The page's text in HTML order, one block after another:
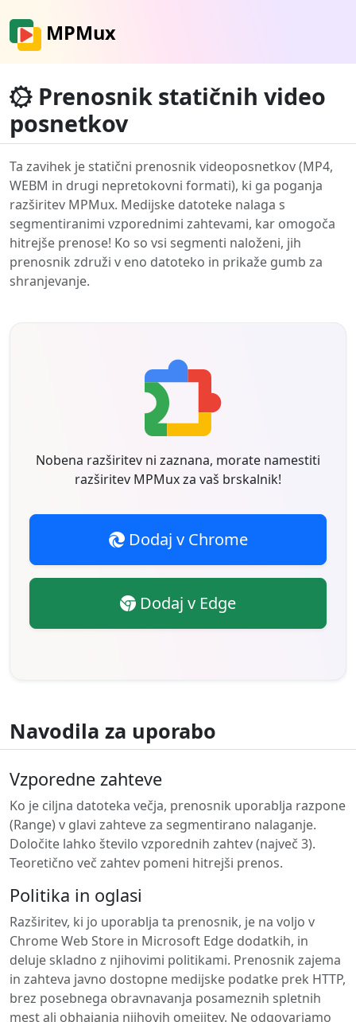
MPMux
Prenosnik statičnih video
posnetkov
Ta zavihek je statični prenosnik videoposnetkov (MP4,
WEBM in drugi nepretokovni formati), ki ga poganja
razširitev MPMux. Medijske datoteke nalaga s
segmentiranimi vzporednimi zahtevami, kar omogoča
hitrejše prenose! Ko so vsi segmenti naloženi, jih
prenosnik združi v eno datoteko in prikaže gumb za
shranjevanje.
Nobena razširitev ni zaznana, morate namestiti
razširitev MPMux za vaš brskalnik!
Dodaj v Chrome
Dodaj v Edge
Navodila za uporabo
Vzporedne zahteve
Ko je ciljna datoteka večja, prenosnik uporablja razpone
(Range) v glavi zahteve za segmentirano nalaganje.
Določite lahko število vzporednih zahtev (največ 3).
Teoretično več zahtev pomeni hitrejši prenos.
Politika in oglasi
Razširitev, ki jo uporablja ta prenosnik, je na voljo v
Chrome Web Store in Microsoft Edge dodatkih, in
deluje skladno z njihovimi politikami. Prenosnik zajema
in zahteva javno dostopne medijske podatke prek HTTP,
brez posebnega obravnavanja posameznih spletnih
mest ali obhajanja njihovih omejitev. Ne odgovarjamo